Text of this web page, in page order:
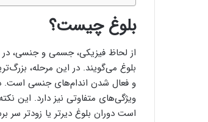
بلوغ چیست؟
از لحاظ فیزیکی، جسمی و جنسی، در
بلوغ می‌گویند. در این مرحله،
و فعال شدن اندام‌های جنسی است.
ویژگی‌های متفاوتی نیز دارد. این
است دوران بلوغ دیرتر یا زودتر سر